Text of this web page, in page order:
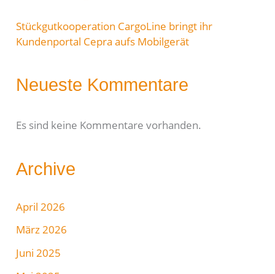
Stückgutkooperation CargoLine bringt ihr
Kundenportal Cepra aufs Mobilgerät
Neueste Kommentare
Es sind keine Kommentare vorhanden.
Archive
April 2026
März 2026
Juni 2025